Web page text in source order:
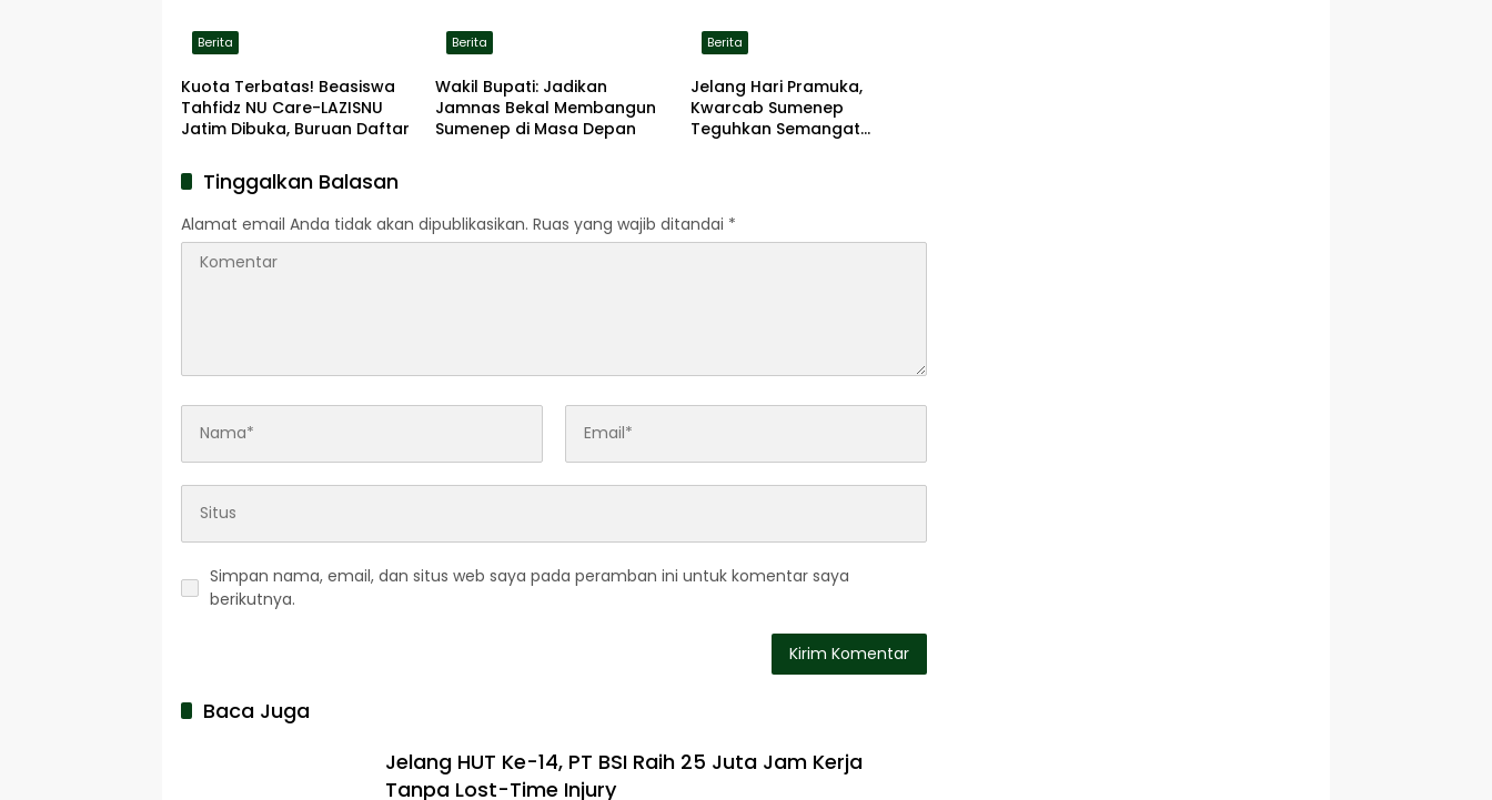
Berita
Kuota Terbatas! Beasiswa
Tahfidz NU Care-LAZISNU
Jatim Dibuka, Buruan Daftar
Berita
Wakil Bupati: Jadikan
Jamnas Bekal Membangun
Sumenep di Masa Depan
Berita
Jelang Hari Pramuka,
Kwarcab Sumenep
Teguhkan Semangat
Tinggalkan Balasan
Alamat email Anda tidak akan dipublikasikan. Ruas yang wajib ditandai *
Simpan nama, email, dan situs web saya pada peramban ini untuk komentar saya
berikutnya.
Baca Juga
Jelang HUT Ke-14, PT BSI Raih 25 Juta Jam Kerja
Tanpa Lost-Time Injury